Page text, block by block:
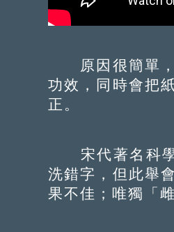
原因很簡單，
功效，同時會把
正。
宋代著名科學
洗錯字，但此舉
果不佳；唯獨「